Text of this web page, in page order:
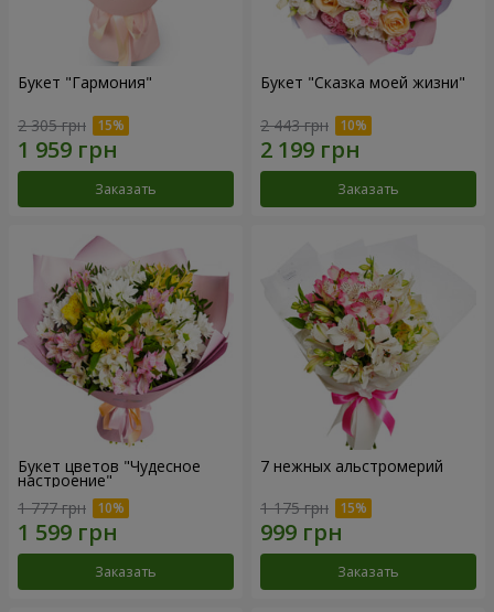
Букет "Гармония"
2 305 грн
Заказать
Букет "Сказка моей жизни"
2 443 грн
Заказать
Букет цветов "Чудесное
настроение"
1 777 грн
Заказать
7 нежных альстромерий
1 175 грн
Заказать